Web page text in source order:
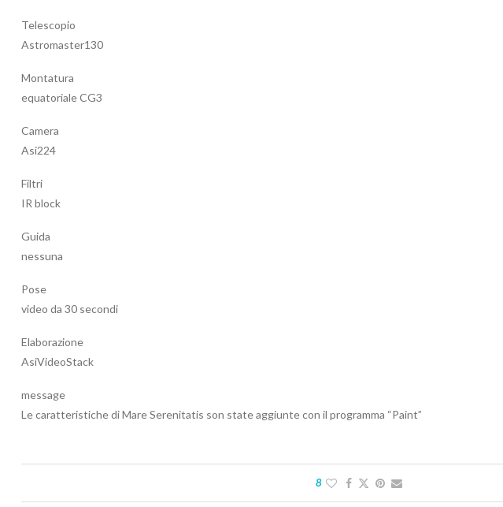
Telescopio
Astromaster130
Montatura
equatoriale CG3
Camera
Asi224
Filtri
IR block
Guida
nessuna
Pose
video da 30 secondi
Elaborazione
AsiVideoStack
message
Le caratteristiche di Mare Serenitatis son state aggiunte con il programma “Paint”
8